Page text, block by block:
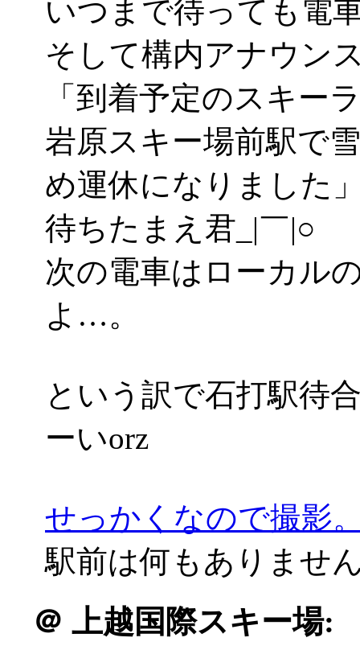
いつまで待っても電
そして構内アナウン
「到着予定のスキー
岩原スキー場前駅で
め運休になりました
待ちたまえ君_|￣|○
次の電車はローカル
よ…。
という訳で石打駅待
ーいorz
せっかくなので撮影
駅前は何もありませ
＠ 上越国際スキー場: